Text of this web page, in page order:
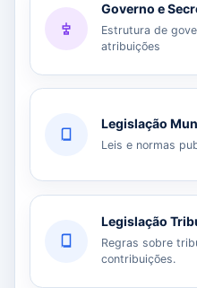
Governo e
Estrutura de
atribuições
Legislação
Leis e normas
Legislação
Regras sobre
contribuições.